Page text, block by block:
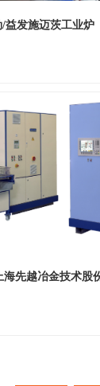
益发施迈茨工业炉
海先越冶金技术股